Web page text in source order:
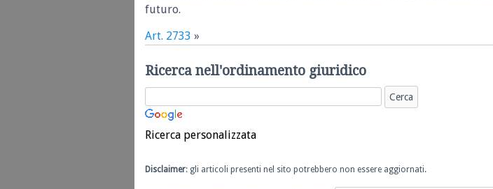
futuro.
Art. 2733 »
Ricerca nell'ordinamento giuridico
Ricerca personalizzata
Disclaimer: gli articoli presenti nel sito potrebbero non essere aggiornati.